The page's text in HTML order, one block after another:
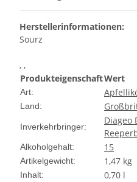
Herstellerinformationen:
Sourz
, ,
ProdukteigenschaftWert
Art:
Land:
Inverkehrbringer:
Diageo
Alkoholgehalt: 15
Artikelgewicht: 1,47 kg
Inhalt:
0,70 l